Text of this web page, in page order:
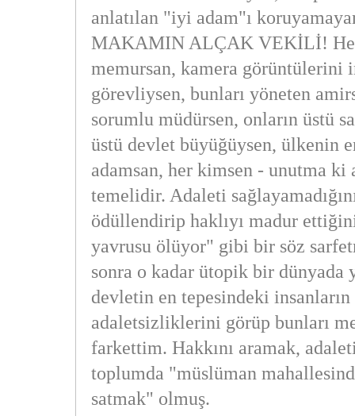
anlatılan "iyi adam"ı
MAKAMIN ALÇAK VEKİLİ!
memursan, kamera görüntülerini
görevliysen, bunları yöneten
sorumlu müdürsen, onların üstü
üstü devlet büyüğüysen, ülkenin
adamsan, her kimsen - unutma ki
temelidir. Adaleti
ödüllendirip haklıyı madur
yavrusu ölüyor" gibi bir söz
sonra o kadar ütopik bir dünyada
devletin en tepesindeki
adaletsizliklerini görüp bunları
farkettim. Hakkını aramak,
toplumda "müslüman
satmak" olmuş.